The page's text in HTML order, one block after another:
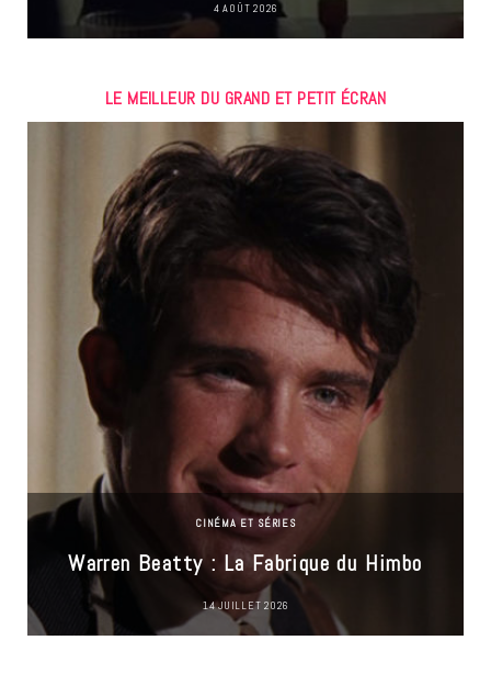
4 AOÛT 2026
LE MEILLEUR DU GRAND ET PETIT ÉCRAN
CINÉMA ET SÉRIES
Warren Beatty : La Fabrique du Himbo
14 JUILLET 2026